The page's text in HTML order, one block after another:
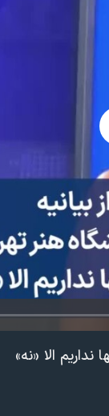
No media
الا «نه»